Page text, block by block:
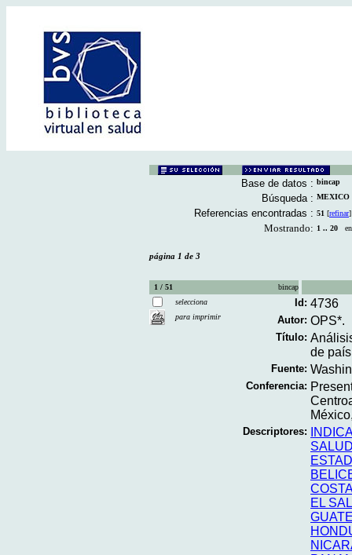
Base de datos : bincap
Búsqueda : MEXICO
Referencias encontradas : 51 [refinar]
Mostrando: 1 .. 20 en
página 1 de 3
1 / 51
bincap
selecciona
para imprimir
Id: 4736
Autor: OPS*.
Título:
de
Fuente:
Conferencia:
Descriptores:
EL